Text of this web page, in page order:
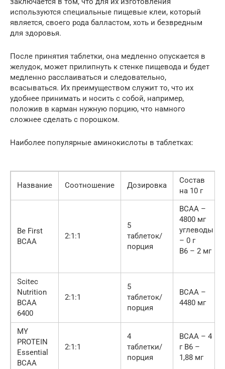
используются специальные пищевые клеи, который
является, своего рода балластом, хоть и безвредным
для здоровья.
После принятия таблетки, она медленно опускается в
желудок, может прилипнуть к стенке пищевода и будет
медленно расслаиваться и следовательно,
всасываться. Их преимуществом служит то, что их
удобнее принимать и носить с собой, например,
положив в карман нужную порцию, что намного
сложнее сделать с порошком.
Наиболее популярные аминокислоты в таблетках:
Название Соотношение Дозировка
Состав
на 10 г
Be First
BCAA
2:1:1
5
таблеток/
порция
BCAA –
4800 мг
углеводы
– 0 г
B6 – 2 мг
Scitec
Nutrition
BCAA
6400
2:1:1
5
таблеток/
порция
BCAA –
4480 мг
MY
PROTEIN
Essential
BCAA
2:1:1
4
таблетки/
порция
BCAA – 4
г B6 –
1,88 мг